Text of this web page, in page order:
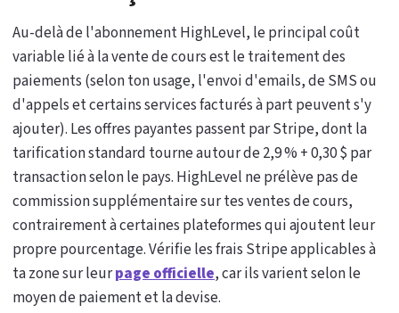
Au-delà de l'abonnement HighLevel, le principal coût
variable lié à la vente de cours est le traitement des
paiements (selon ton usage, l'envoi d'emails, de SMS ou
d'appels et certains services facturés à part peuvent s'y
ajouter). Les offres payantes passent par Stripe, dont la
tarification standard tourne autour de 2,9 % + 0,30 $ par
transaction selon le pays. HighLevel ne prélève pas de
commission supplémentaire sur tes ventes de cours,
contrairement à certaines plateformes qui ajoutent leur
propre pourcentage. Vérifie les frais Stripe applicables à
ta zone sur leurpage officielle, car ils varient selon le
moyen de paiement et la devise.